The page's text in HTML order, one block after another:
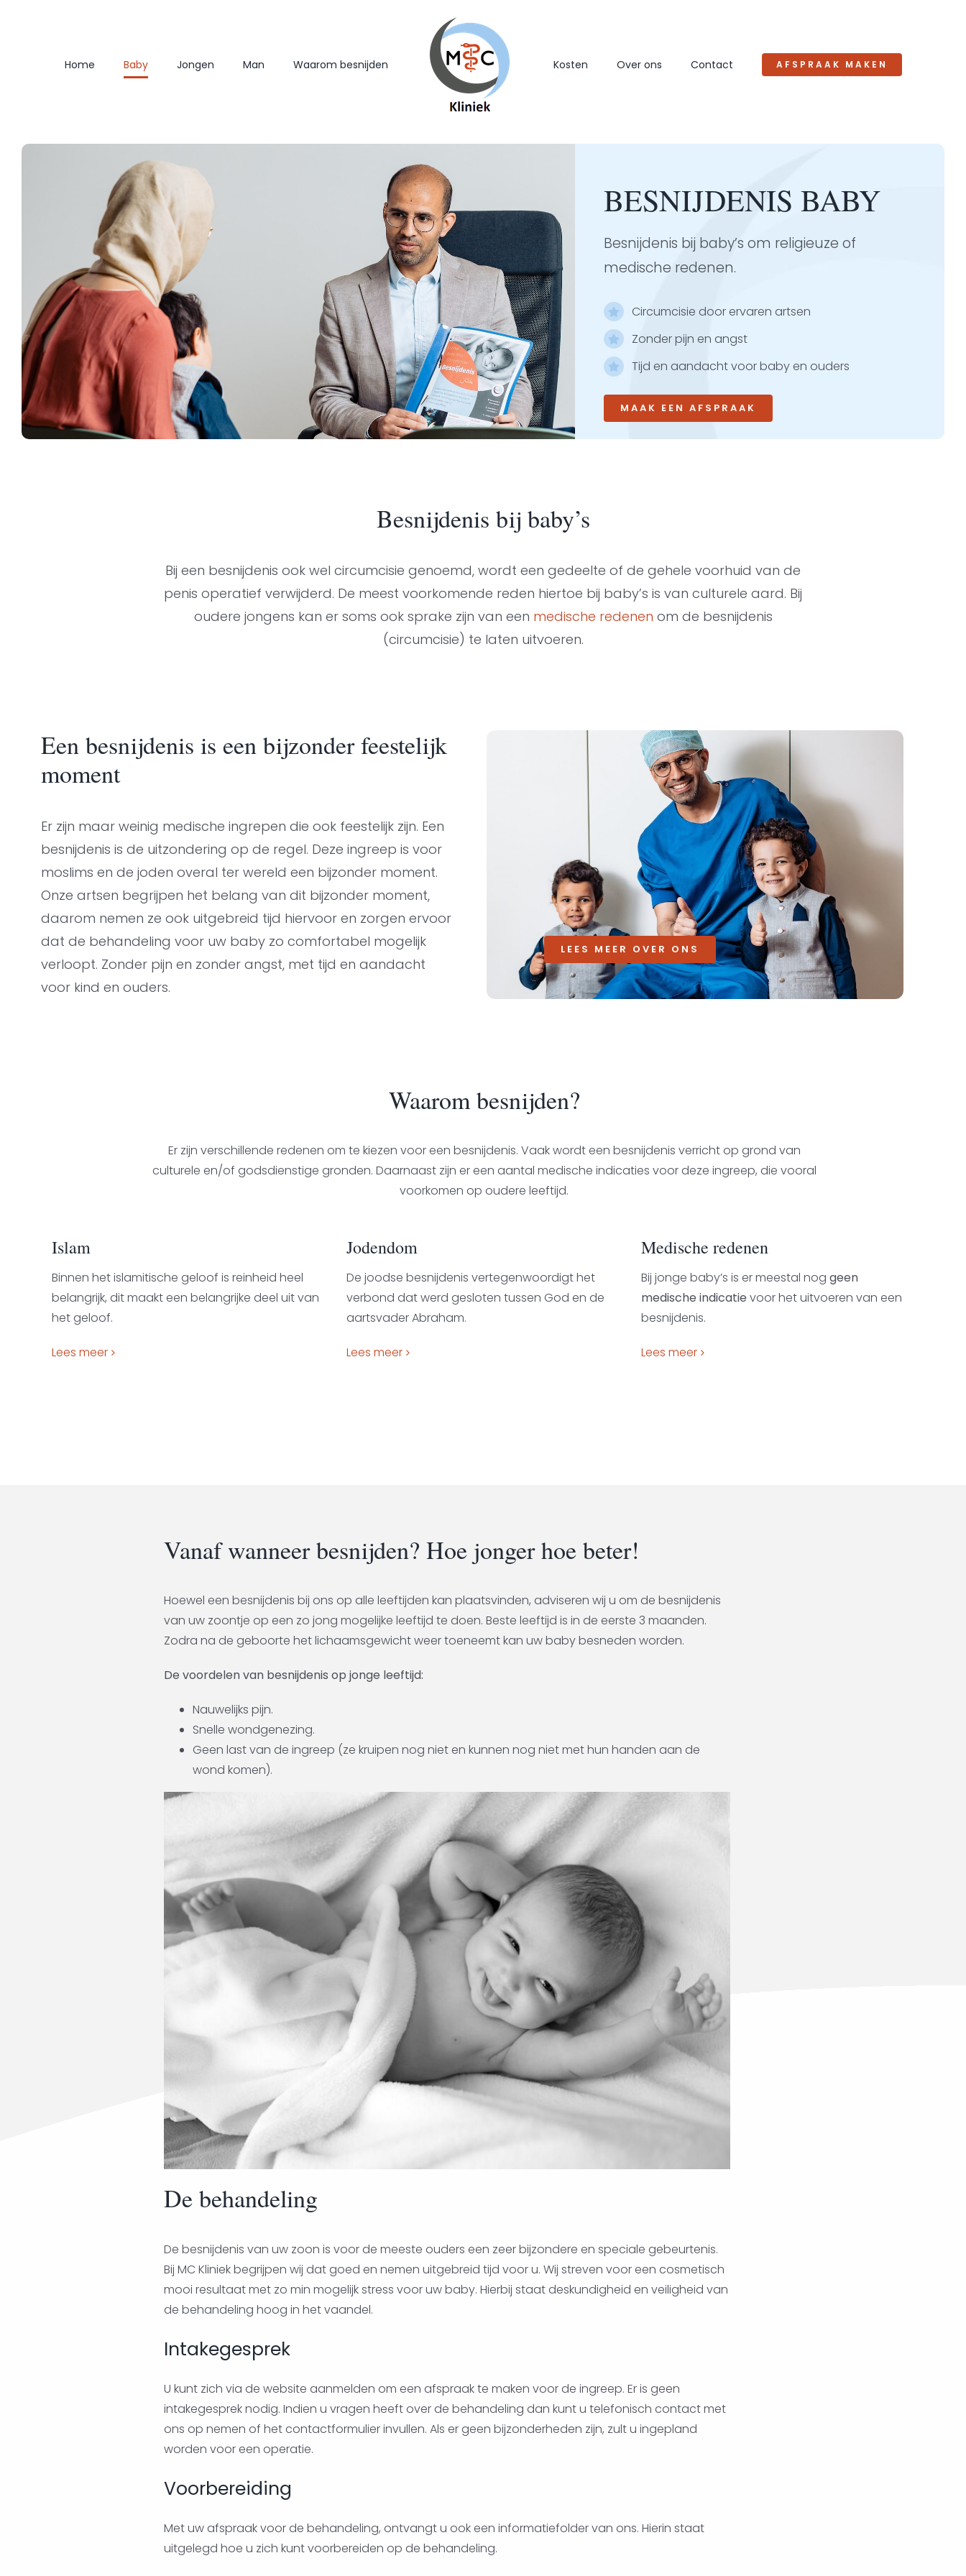
Home Baby Jongen Man Waarom besnijden Kosten Over ons Contact AFSPRAAK MAKEN
BESNIJDENIS BABY
Besnijdenis bij baby’s om religieuze of
medische redenen.
Circumcisie door ervaren artsen
Zonder pijn en angst
Tijd en aandacht voor baby en ouders
MAAK EEN AFSPRAAK
Besnijdenis bij baby’s
Bij een besnijdenis ook wel circumcisie genoemd, wordt een gedeelte of de gehele voorhuid van de
penis operatief verwijderd. De meest voorkomende reden hiertoe bij baby’s is van culturele aard. Bij
oudere jongens kan er soms ook sprake zijn van een medische redenen om de besnijdenis
(circumcisie) te laten uitvoeren.
Een besnijdenis is een bijzonder feestelijk
moment
Er zijn maar weinig medische ingrepen die ook feestelijk zijn. Een
besnijdenis is de uitzondering op de regel. Deze ingreep is voor
moslims en de joden overal ter wereld een bijzonder moment.
Onze artsen begrijpen het belang van dit bijzonder moment,
daarom nemen ze ook uitgebreid tijd hiervoor en zorgen ervoor
dat de behandeling voor uw baby zo comfortabel mogelijk
verloopt. Zonder pijn en zonder angst, met tijd en aandacht
voor kind en ouders.
LEES MEER OVER ONS
Waarom besnijden?
Er zijn verschillende redenen om te kiezen voor een besnijdenis. Vaak wordt een besnijdenis verricht op grond van
culturele en/of godsdienstige gronden. Daarnaast zijn er een aantal medische indicaties voor deze ingreep, die vooral
voorkomen op oudere leeftijd.
Islam
Binnen het islamitische geloof is reinheid heel
belangrijk, dit maakt een belangrijke deel uit van
het geloof.
Lees meer
Jodendom
De joodse besnijdenis vertegenwoordigt het
verbond dat werd gesloten tussen God en de
aartsvader Abraham.
Lees meer
Medische redenen
Bij jonge baby’s is er meestal noggeen
medische indicatie voor het uitvoeren van een
besnijdenis.
Lees meer
Vanaf wanneer besnijden? Hoe jonger hoe beter!
Hoewel een besnijdenis bij ons op alle leeftijden kan plaatsvinden, adviseren wij u om de besnijdenis
van uw zoontje op een zo jong mogelijke leeftijd te doen. Beste leeftijd is in de eerste 3 maanden.
Zodra na de geboorte het lichaamsgewicht weer toeneemt kan uw baby besneden worden.
De voordelen van besnijdenis op jonge leeftijd:
Nauwelijks pijn.
Snelle wondgenezing.
Geen last van de ingreep (ze kruipen nog niet en kunnen nog niet met hun handen aan de
wond komen).
De behandeling
De besnijdenis van uw zoon is voor de meeste ouders een zeer bijzondere en speciale gebeurtenis.
Bij MC Kliniek begrijpen wij dat goed en nemen uitgebreid tijd voor u. Wij streven voor een cosmetisch
mooi resultaat met zo min mogelijk stress voor uw baby. Hierbij staat deskundigheid en veiligheid van
de behandeling hoog in het vaandel.
Intakegesprek
U kunt zich via de website aanmelden om een afspraak te maken voor de ingreep. Er is geen
intakegesprek nodig. Indien u vragen heeft over de behandeling dan kunt u telefonisch contact met
ons op nemen of het contactformulier invullen. Als er geen bijzonderheden zijn, zult u ingepland
worden voor een operatie.
Voorbereiding
Met uw afspraak voor de behandeling, ontvangt u ook een informatiefolder van ons. Hierin staat
uitgelegd hoe u zich kunt voorbereiden op de behandeling.